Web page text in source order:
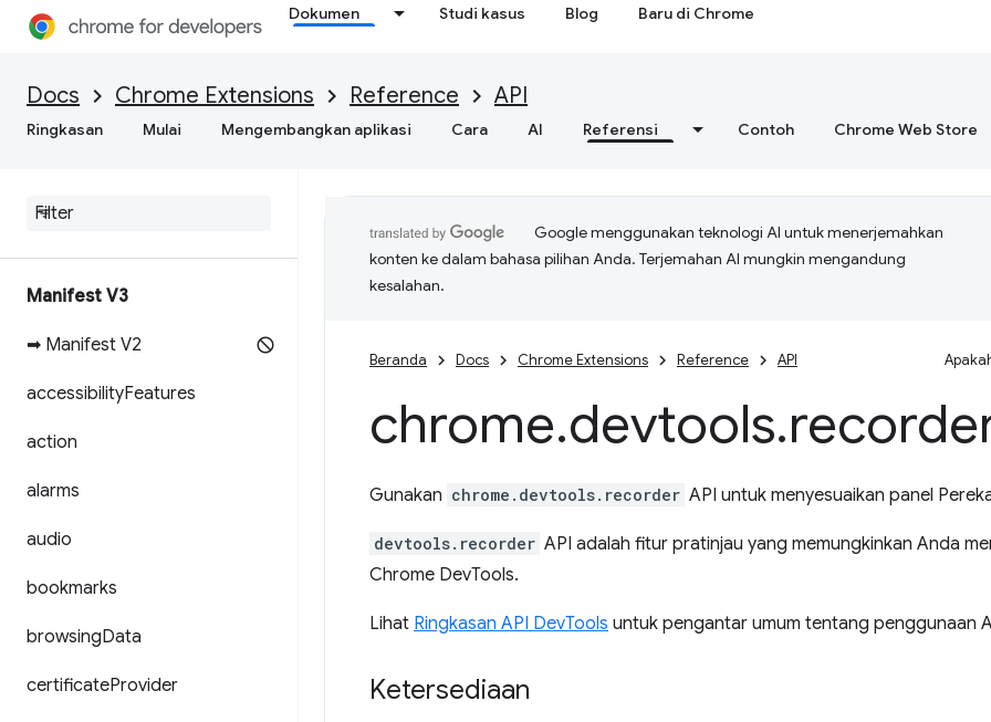
Dokumen Studi kasus Blog Baru di Chrome
Docs Chrome Extensions Reference API
Ringkasan Mulai Mengembangkan aplikasi Cara AI Referensi Contoh Chrome Web Store
Manifest V3
➡ Manifest V2
accessibilityFeatures
action
alarms
audio
bookmarks
browsingData
certificateProvider
Google menggunakan teknologi AI untuk menerjemahkan
konten ke dalam bahasa pilihan Anda. Terjemahan AI mungkin mengandung
kesalahan.
Beranda Docs Chrome Extensions Reference API
chrome.devtools.
Gunakan chrome.devtools.recorder API untuk menyesuaikan panel
devtools.recorder API adalah fitur pratinjau yang memungkinkan Anda
Chrome DevTools.
Lihat Ringkasan API DevTools untuk pengantar umum tentang penggunaan
Ketersediaan